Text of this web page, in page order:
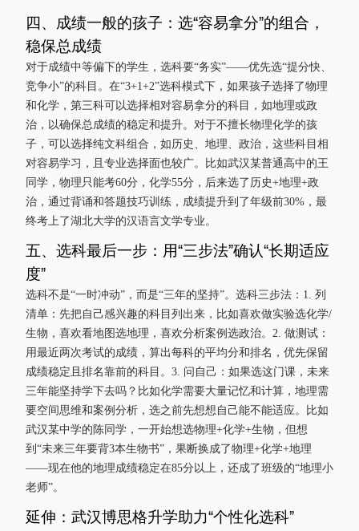
四、成绩一般的孩子：选“容易拿分”的组合，
稳保总成绩
对于成绩中等偏下的学生，选科要“务实”——优先选“提分快、
竞争小”的科目。在“3+1+2”选科模式下，如果孩子选择了物理
和化学，第三科可以选择相对容易拿分的科目，如地理或政
治，以确保总成绩的稳定和提升。对于不擅长物理化学的孩
子，可以选择纯文科组合，如历史、地理、政治，这些科目相
对容易学习，且专业选择面也较广。比如武汉某普通高中的王
同学，物理只能考60分，化学55分，后来选了历史+地理+政
治，通过背诵和答题技巧训练，成绩提升到了年级前30%，最
终考上了湖北大学的汉语言文学专业。
五、选科最后一步：用“三步法”确认“长期适应
度”
选科不是“一时冲动”，而是“三年的坚持”。选科三步法：1. 列
清单：先把自己感兴趣的科目列出来，比如喜欢做实验选化学/
生物，喜欢看地图选地理，喜欢分析案例选政治。2. 做测试：
用最近两次考试的成绩，算出每科的平均分和排名，优先保留
成绩稳定且排名靠前的科目。3. 问自己：如果选这门课，未来
三年能坚持学下去吗？比如化学需要大量记忆和计算，地理需
要空间思维和案例分析，选之前先想想自己能不能适应。比如
武汉某中学的陈同学，一开始想选物理+化学+生物，但想
到“未来三年要背3本生物书”，果断换成了物理+化学+地理
——现在他的地理成绩稳定在85分以上，还成了班级的“地理小
老师”。
延伸：武汉博思格升学助力“个性化选科”